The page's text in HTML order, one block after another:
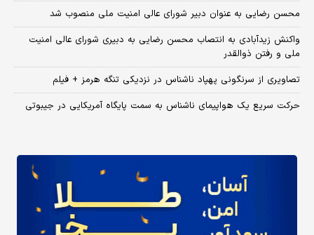
محسن رضایی به عنوان دبیر شورای عالی امنیت ملی منصوب شد
واکنش زیدآبادی به انتصاب محسن رضایی به دبیری شورای عالی امنیت
ملی و رفتن ذوالقدر
تصاویری از سرنگونی پهپاد ناشناس در نزدیکی تنگه هرمز + فیلم
حرکت سریع یک هواپیمای ناشناس به سمت پایگاه آمریکایی در جیبوتی